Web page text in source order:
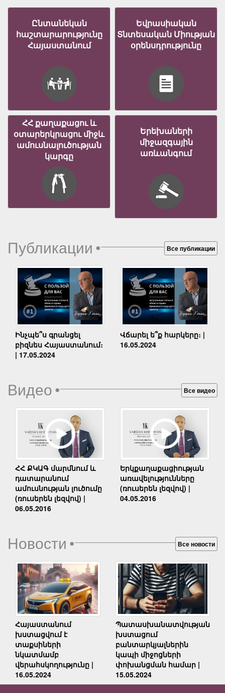
Ընտանեկան
հաշտարարությունը
Հայաստանում
Եվրասիական
Տնտեսական Միության
օրենսդրությունը
ՀՀ քաղաքացու և
օտարերկրացու միջև
ամուսնալուծության
կարգը
Երեխաների
միջազգային
առևանգում
Публикации• Все публикации
Ինչպե՞ս գրանցել
բիզնես Հայաստանում։
| 17.05.2024
Վճարել ե՞ք հարկերը։ |
16.05.2024
Видео• Все видео
ՀՀ ՔԿԱԳ մարմնում և
դատարանում
ամուսնության լուծումը
(ռուսերեն լեզվով) |
06.05.2016
Երկքաղաքացիության
առավելությունները
(ռուսերեն լեզվով) |
04.05.2016
Новости• Все новости
Հայաստանում
խստացվում է
տաքսիների
նկատմամբ
վերահսկողությունը |
16.05.2024
Պատասխանատվության
խստացում
բանտարկյալներին
կապի միջոցների
փոխանցման համար |
15.05.2024